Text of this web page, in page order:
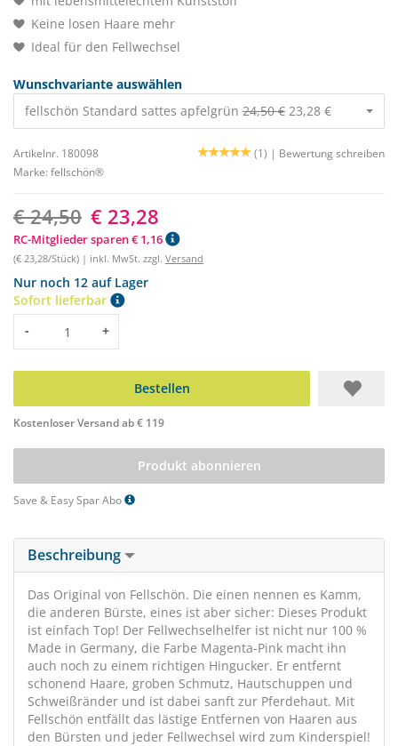
Keine losen Haare mehr
Ideal für den Fellwechsel
Wunschvariante auswählen
fellschön Standard sattes apfelgrün 24,50 € 23,28 €
Artikelnr. 180098 (1) | Bewertung schreiben
Marke: fellschön®
€ 24,50 € 23,28
RC-Mitglieder sparen € 1,16
(€ 23,28/Stück) | inkl. MwSt. zzgl. Versand
Nur noch 12 auf Lager
Sofort lieferbar
Menge
- +
Bestellen
Kostenloser Versand ab € 119
Produkt abonnieren
Save & Easy Spar Abo
Beschreibung
Das Original von Fellschön. Die einen nennen es Kamm,
die anderen Bürste, eines ist aber sicher: Dieses Produkt
ist einfach Top! Der Fellwechselhelfer ist nicht nur 100 %
Made in Germany, die Farbe Magenta-Pink macht ihn
auch noch zu einem richtigen Hingucker. Er entfernt
schonend Haare, groben Schmutz, Hautschuppen und
Schweißränder und ist dabei sanft zur Pferdehaut. Mit
Fellschön entfällt das lästige Entfernen von Haaren aus
den Bürsten und jeder Fellwechsel wird zum Kinderspiel!